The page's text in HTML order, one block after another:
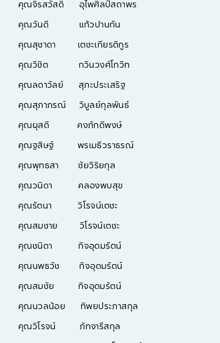
คุณจิรสวัสดิ์ อุไพศิลป์สถาพร
คุณวันดี แก้วปานกัน
คุณสุชาดา เตชะเกียรติกูร
คุณวิชิต กวินวงศ์โกวิท
คุณลดาวัลย์ สุภะประเสริฐ
คุณสุภาภรณ์ วิบูลย์กุลพันธ์
คุณผุสดี คงภักดีพงษ์
คุณฐสิษฐ์ พรเมธีวราธรณ์
คุณพุทธสา ชัยวิริยกุล
คุณวนิดา คลองพบสุข
คุณรัตนา วิโรจน์เตชะ
คุณสมชาย วิโรจน์เตชะ
คุณชนิดา กิจอุดมรัตน์
คุณนพธวัช กิจอุดมรัตน์
คุณสมชัย กิจอุดมรัตน์
คุณนวลน้อย ทิพยประภาสกุล
คุณวิโรจน์ ภัทจารีสกุล